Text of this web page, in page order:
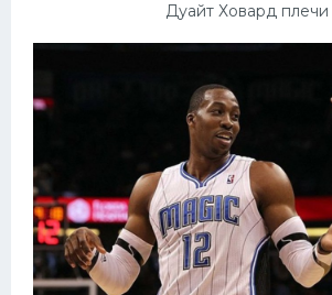
Дуайт Ховард плечи